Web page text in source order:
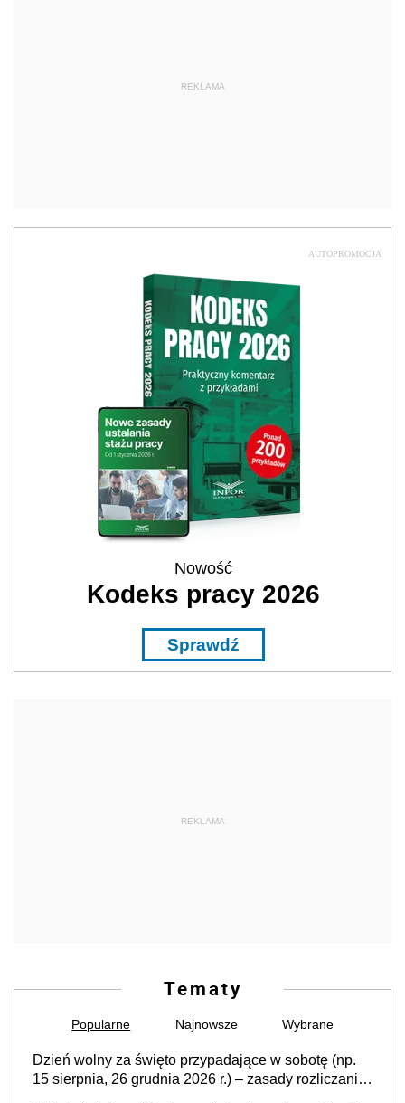
REKLAMA
AUTOPROMOCJA
Nowość
Kodeks pracy 2026
Sprawdź
REKLAMA
Tematy
Popularne Najnowsze Wybrane
Dzień wolny za święto przypadające w sobotę (np.
15 sierpnia, 26 grudnia 2026 r.) – zasady rozliczania